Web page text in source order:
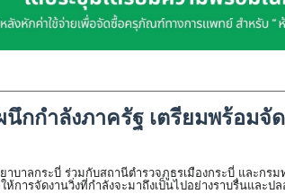
นึกกำลังภาครัฐ เตรียมพร้อม
าบาลกระบี่ ร่วมกับสถานีตำรวจภูธรเมืองกระบี่ และก
การจัดงานวิ่งที่กำลังจะมาถึงเป็นไปอย่างราบรื่นและป